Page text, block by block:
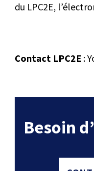
du LPC2E,
Contact LPC2E :
Besoin